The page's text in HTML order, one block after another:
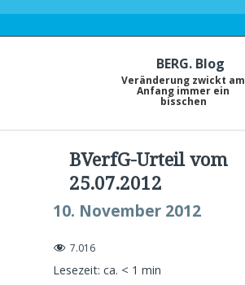
BERG. Blog
Veränderung zwickt am
Anfang immer ein
bisschen
BVerfG-Urteil vom
25.07.2012
10. November 2012
7.016
Lesezeit: ca. < 1 min